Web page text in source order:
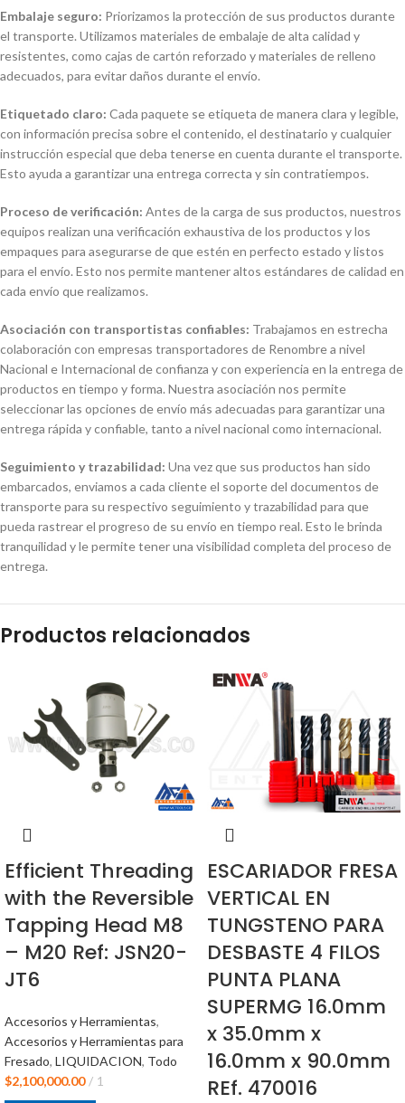
Embalaje seguro: Priorizamos la protección de sus productos durante
el transporte. Utilizamos materiales de embalaje de alta calidad y
resistentes, como cajas de cartón reforzado y materiales de relleno
adecuados, para evitar daños durante el envío.
Etiquetado claro: Cada paquete se etiqueta de manera clara y legible,
con información precisa sobre el contenido, el destinatario y cualquier
instrucción especial que deba tenerse en cuenta durante el transporte.
Esto ayuda a garantizar una entrega correcta y sin contratiempos.
Proceso de verificación: Antes de la carga de sus productos, nuestros
equipos realizan una verificación exhaustiva de los productos y los
empaques para asegurarse de que estén en perfecto estado y listos
para el envío. Esto nos permite mantener altos estándares de calidad en
cada envío que realizamos.
Asociación con transportistas confiables: Trabajamos en estrecha
colaboración con empresas transportadores de Renombre a nivel
Nacional e Internacional de confianza y con experiencia en la entrega de
productos en tiempo y forma. Nuestra asociación nos permite
seleccionar las opciones de envío más adecuadas para garantizar una
entrega rápida y confiable, tanto a nivel nacional como internacional.
Seguimiento y trazabilidad: Una vez que sus productos han sido
embarcados, enviamos a cada cliente el soporte del documentos de
transporte para su respectivo seguimiento y trazabilidad para que
pueda rastrear el progreso de su envío en tiempo real. Esto le brinda
tranquilidad y le permite tener una visibilidad completa del proceso de
entrega.
Productos relacionados
Efficient Threading
with the Reversible
Tapping Head M8
– M20 Ref: JSN20-
JT6
Accesorios y Herramientas,
Accesorios y Herramientas para
Fresado, LIQUIDACION, Todo
$2,100,000.00 1
ESCARIADOR FRESA
VERTICAL EN
TUNGSTENO PARA
DESBASTE 4 FILOS
PUNTA PLANA
SUPERMG 16.0mm
x 35.0mm x
16.0mm x 90.0mm
REf. 470016